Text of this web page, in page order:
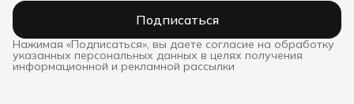
Подписаться
Нажимая «Подписаться», вы даете согласие на обработку
указанных персональных данных в целях получения
информационной и рекламной рассылки